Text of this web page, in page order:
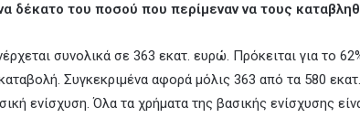
δέκατο του ποσού που περίμεναν να τους
συνολικά σε 363 εκατ. ευρώ. Πρόκειται για το
Συγκεκριμένα αφορά μόλις 363 από τα 580
ενίσχυση. Όλα τα χρήματα της βασικής ενίσχυσης